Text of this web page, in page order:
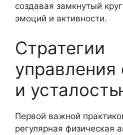
создавая замкнутый
эмоций и активности.
Стратегии
управления
и
Первой важной
регулярная физическая